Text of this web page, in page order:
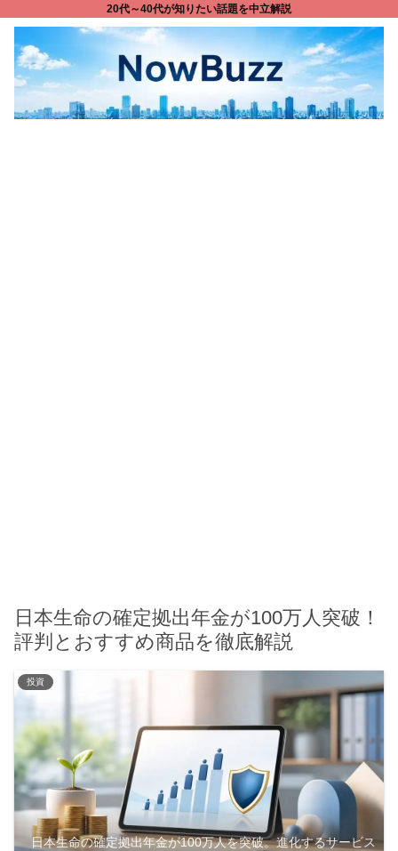
20代～40代が知りたい話題を中立解説
日本生命の確定拠出年金が100万人突破！
評判とおすすめ商品を徹底解説
投資
日本生命の確定拠出年金が100万人を突破。進化するサービス